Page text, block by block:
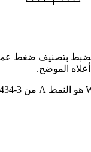
للضبط بتصنيف
الموضح.